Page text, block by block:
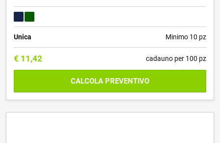
Unica Minimo 10 pz
€ 11,42 cadauno per 100 pz
CALCOLA PREVENTIVO